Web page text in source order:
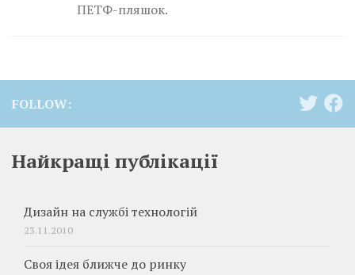
ПЕТФ-пляшок.
FOLLOW:
Найкращі публікації
Дизайн на службі технологій
23.11.2010
Своя ідея ближче до ринку